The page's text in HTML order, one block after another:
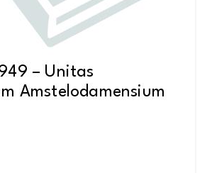
– Unitas
Amstelodamensium